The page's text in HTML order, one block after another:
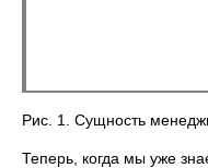
Рис. 1. Сущность
Теперь, когда мы уже